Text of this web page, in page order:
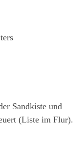
Sandkiste und
(Liste im Flur).